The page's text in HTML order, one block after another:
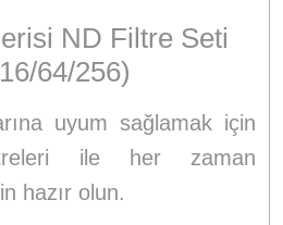
ND Filtre Seti
64/256)
uyum sağlamak için
ile her zaman
hazır olun.